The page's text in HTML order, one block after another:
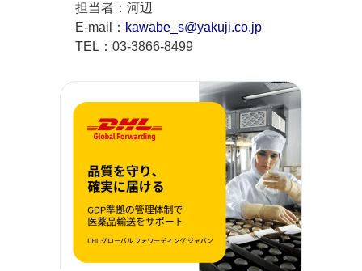
担当者：河辺
E-mail： kawabe_s@yakuji.co.jp
TEL：03-3866-8499